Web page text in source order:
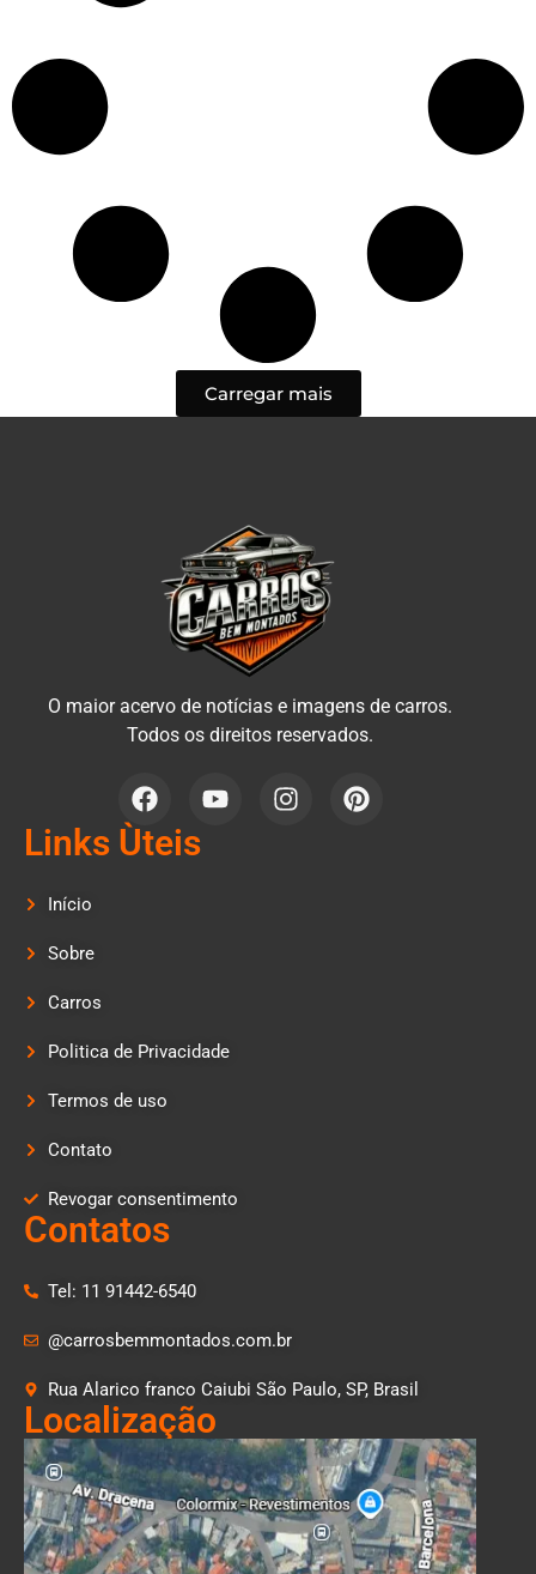
Carregar mais
O maior acervo de notícias e imagens de carros.
Todos os direitos reservados.
Links Ùteis
Início
Sobre
Carros
Politica de Privacidade
Termos de uso
Contato
Revogar consentimento
Contatos
Tel: 11 91442-6540
@carrosbemmontados.com.br
Rua Alarico franco Caiubi São Paulo, SP, Brasil
Localização